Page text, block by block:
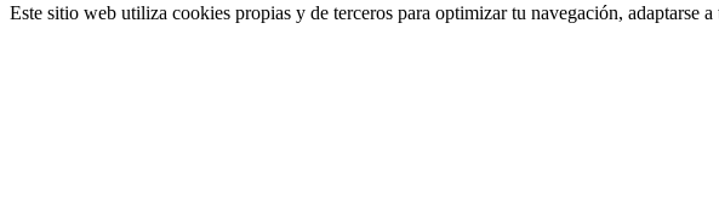
Este sitio web utiliza cookies propias y de terceros para optimizar tu navegación, adaptarse